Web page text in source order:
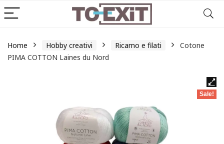
Home Hobby creativi Ricamo e filati
Cotone
PIMA COTTON Laines du Nord
Sale!